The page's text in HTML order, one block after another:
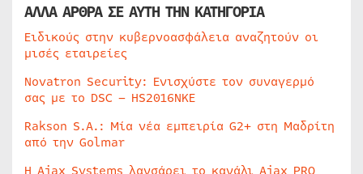
ΑΛΛΑ ΑΡΘΡΑ ΣΕ ΑΥΤΗ ΤΗΝ ΚΑΤΗΓΟΡΙΑ
Ειδικούς στην κυβερνοασφάλεια αναζητούν οι
μισές εταιρείες
Novatron Security: Ενισχύστε τον συναγερμό
σας με το DSC – HS2016NKE
Rakson S.A.: Μία νέα εμπειρία G2+ στη Μαδρίτη
από την Golmar